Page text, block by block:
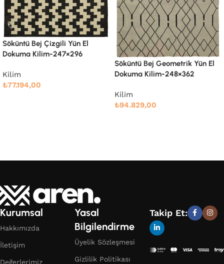
Dokuma Kilim-248×362
Söküntü Bej Geometrik Yün El
Dokuma Kilim-316×386
Kilim
Devamını oku
Kurumsal
Hakkımızda
İletişim
Değerlerimiz
Yasal
Bilgilendirme
Üyelik Sözleşmesi
Gizlilik Politikası
Takip Et: